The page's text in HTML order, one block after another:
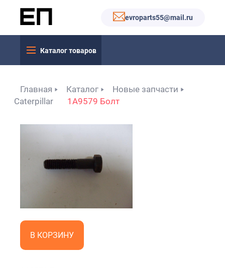
evroparts55@mail.ru
Каталог товаров
Главная Каталог
Новые запчасти
Caterpillar
1А9579 Болт
В КОРЗИНУ